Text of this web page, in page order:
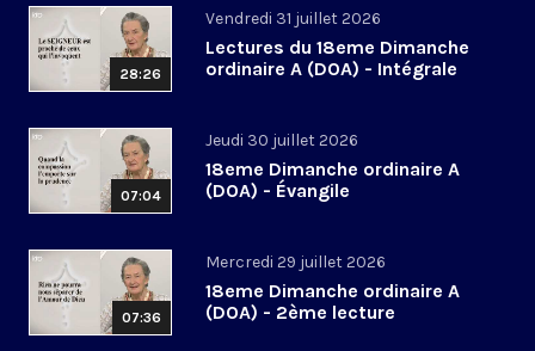
28:26
Vendredi 31 juillet 2026
Lectures du 18eme Dimanche
ordinaire A (DOA) - Intégrale
07:04
Jeudi 30 juillet 2026
18eme Dimanche ordinaire A
(DOA) - Évangile
07:36
Mercredi 29 juillet 2026
18eme Dimanche ordinaire A
(DOA) - 2ème lecture